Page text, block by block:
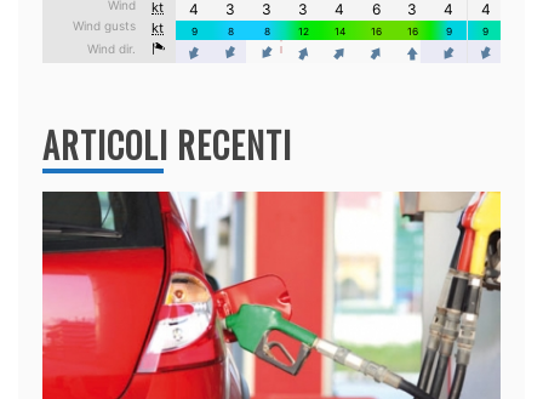
ARTICOLI RECENTI